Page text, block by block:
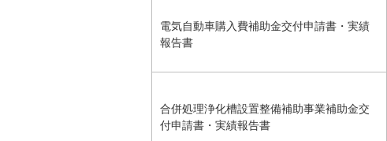
電気自動車購入費補助金交付申請書・実績
報告書
合併処理浄化槽設置整備補助事業補助金交
付申請書・実績報告書